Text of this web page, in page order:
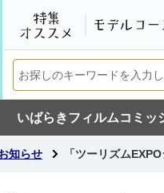
いばらきフィルムコミッ
知らせ 「ツーリズム